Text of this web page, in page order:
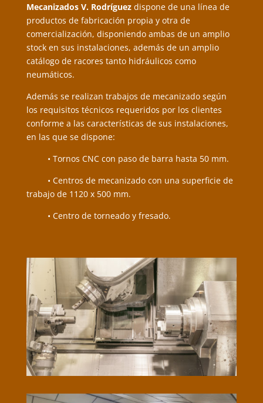
Mecanizados V. Rodríguez dispone de una línea de
productos de fabricación propia y otra de
comercialización, disponiendo ambas de un amplio
stock en sus instalaciones, además de un amplio
catálogo de racores tanto hidráulicos como
neumáticos.
Además se realizan trabajos de mecanizado según
los requisitos técnicos requeridos por los clientes
conforme a las características de sus instalaciones,
en las que se dispone:
• Tornos CNC con paso de barra hasta 50 mm.
• Centros de mecanizado con una superficie de
trabajo de 1120 x 500 mm.
• Centro de torneado y fresado.